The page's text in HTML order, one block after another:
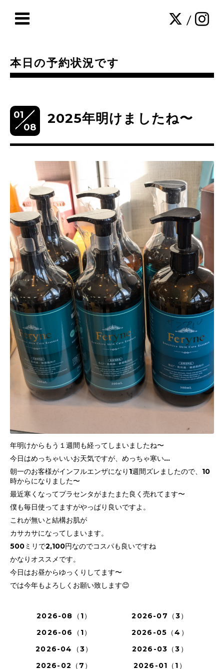
/
本日の予約状況です
01
08
2025年明けましたね〜
年明けからもう１週間も経ってしまいましたね〜
今日はめっちゃいいお天気ですが、めっちゃ寒い…
朝一のお客様がインフルエンザになり1週間ズレましたので、10
時からになりました〜
最近寒くなってプラセンタがまたまた良く売れてます〜
僕も毎日使ってますがやっぱり良いですよ。
これが無いと結構お肌が
カサカサになってしまいます。
500ミリで2,100円なのでコスパも良いですね
かなりオススメです。
今日はお昼からゆっくりしてます〜
では今年もよろしくお願い致します😊
2026-08（1）
2026-07（3）
2026-06（1）
2026-05（4）
2026-04（3）
2026-03（3）
2026-02（7）
2026-01（1）